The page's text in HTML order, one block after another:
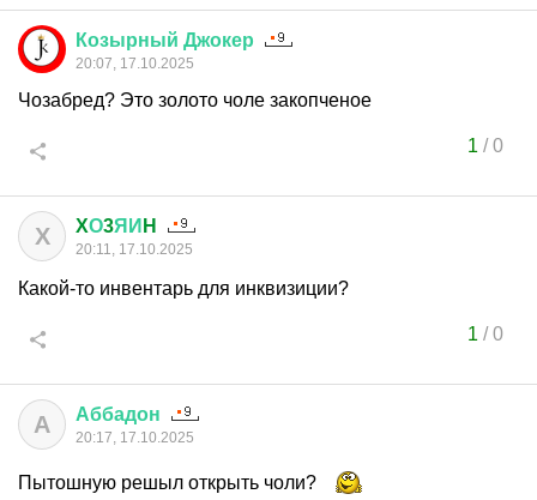
Козырный Джокер
20:07, 17.10.2025
Чозабред? Это золото чоле закопченое
1 /0
X XО3ЯИ H
20:11, 17.10.2025
Какой-то инвентарь для инквизиции?
1 /0
А Аббадон
20:17, 17.10.2025
Пытошную решыл открыть чоли?